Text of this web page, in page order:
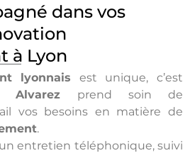
dans vos
à Lyon
lyonnais est unique, c’est
Alvarez prend soin de
vos besoins en matière de
.
entretien téléphonique, suivi